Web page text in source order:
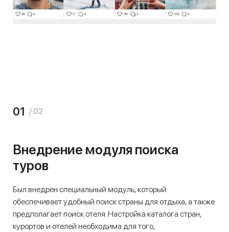
01 / 02
Внедрение модуля поиска
туров
Был внедрен специальный модуль, который
обеспечивает удобный поиск страны для отдыха, а также
предполагает поиск отеля. Настройка каталога стран,
курортов и отелей необходима для того,